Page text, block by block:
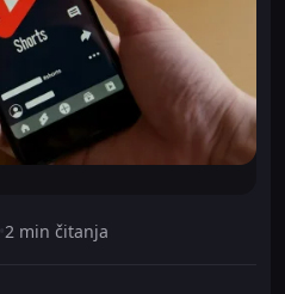
2 min čitanja